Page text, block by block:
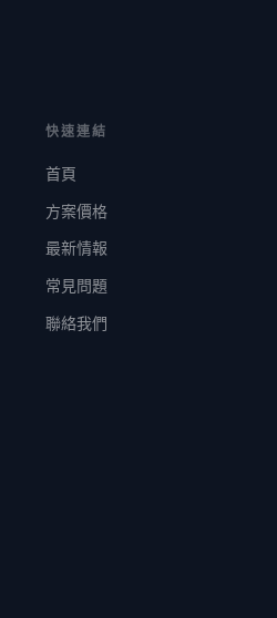
快速連結
首頁
方案價格
最新情報
常見問題
聯絡我們